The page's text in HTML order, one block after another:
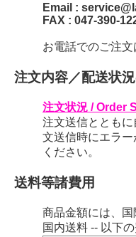
Email :
FAX : 047-390-
お電話でのご注文
注文内容／配送状
注文状況 / Order
注文送信ととも
文送信時にエラ
ください。
送料等諸費用
商品金額には、
国内送料 -- 以下